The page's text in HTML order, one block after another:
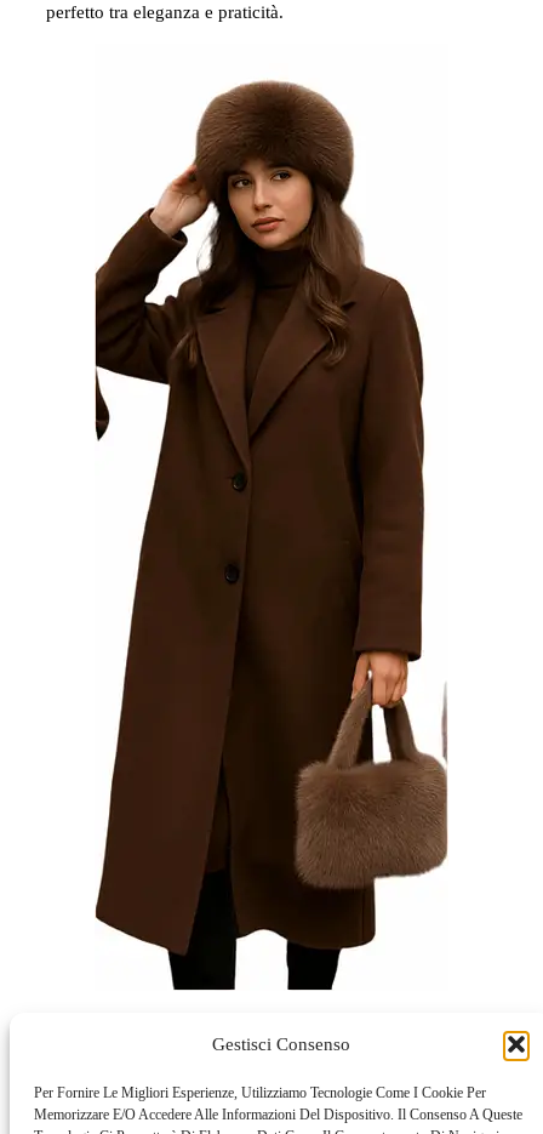
Gestisci Consenso
Per Fornire Le Migliori Esperienze, Utilizziamo Tecnologie Come I Cookie Per
Memorizzare E/o Accedere Alle Informazioni Del Dispositivo. Il Consenso A Queste
perfetto tra eleganza e praticità.
Il tocco del cappello
Un accessorio che fa subito la differenza: il cappello in
pelliccia sintetica.